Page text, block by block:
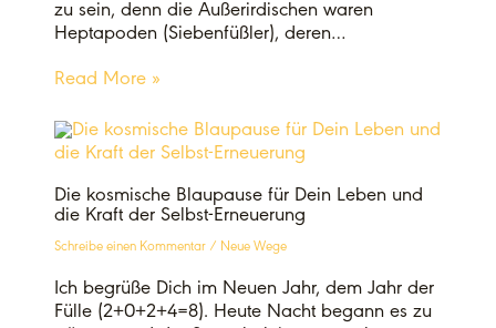
zu sein, denn die Außerirdischen waren
Heptapoden (Siebenfüßler), deren…
Read More »
Die kosmische Blaupause für Dein Leben und
die Kraft der Selbst-Erneuerung
Schreibe einen Kommentar / Neue Wege
Ich begrüße Dich im Neuen Jahr, dem Jahr der
Fülle (2+0+2+4=8). Heute Nacht begann es zu